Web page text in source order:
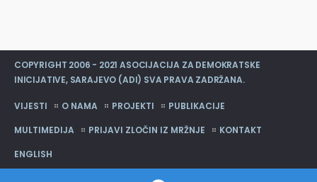
COPYRIGHT 2006 - 2021 ASOCIJACIJA ZA DEMOKRATSKE
INICIJATIVE, SARAJEVO (ADI) SVA PRAVA ZADRŽANA.
VIJESTI O NAMA PROJEKTI
PUBLIKACIJE
MULTIMEDIJA
PRIJAVI ZLOČIN IZ MRŽNJE
KONTAKT
ENGLISH